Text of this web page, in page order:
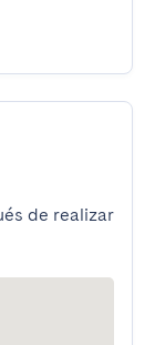
de realizar